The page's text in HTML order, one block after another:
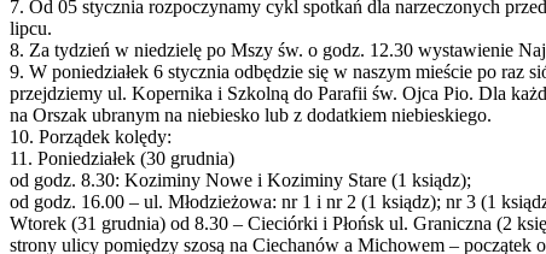
7. Od 05 stycznia rozpoczynamy cykl spotkań dla narzeczonych
lipcu.
8. Za tydzień w niedzielę po Mszy św. o godz. 12.30 wystawienie
9. W poniedziałek 6 stycznia odbędzie się w naszym mieście po
przejdziemy ul. Kopernika i Szkolną do Parafii św. Ojca Pio. Dla
na Orszak ubranym na niebiesko lub z dodatkiem niebieskiego.
10. Porządek kolędy:
11. Poniedziałek (30 grudnia)
od godz. 8.30: Koziminy Nowe i Koziminy Stare (1 ksiądz);
od godz. 16.00 – ul. Młodzieżowa: nr 1 i nr 2 (1 ksiądz); nr 3 (1
Wtorek (31 grudnia) od 8.30 – Cieciórki i Płońsk ul. Graniczna (2
strony ulicy pomiędzy szosą na Ciechanów a Michowem –